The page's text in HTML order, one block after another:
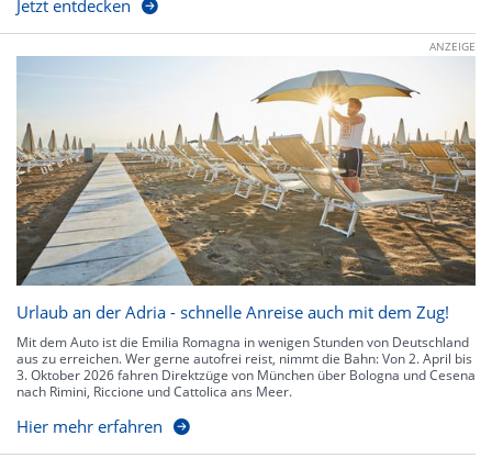
Jetzt entdecken
ANZEIGE
Urlaub an der Adria - schnelle Anreise auch mit dem Zug!
Mit dem Auto ist die Emilia Romagna in wenigen Stunden von Deutschland
aus zu erreichen. Wer gerne autofrei reist, nimmt die Bahn: Von 2. April bis
3. Oktober 2026 fahren Direktzüge von München über Bologna und Cesena
nach Rimini, Riccione und Cattolica ans Meer.
Hier mehr erfahren